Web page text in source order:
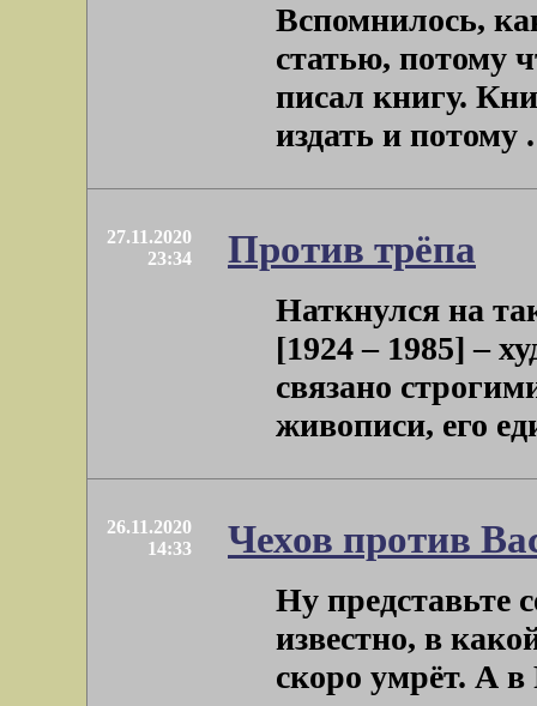
Вспомнилось,
статью, потому
писал книгу.
издать и потому
27.11.2020
23:34
Против трёпа
Наткнулся на
[1924 – 1985] –
связано
живописи, его
26.11.2020
14:33
Чехов против
Ну представьте
известно, в
скоро умрёт. А